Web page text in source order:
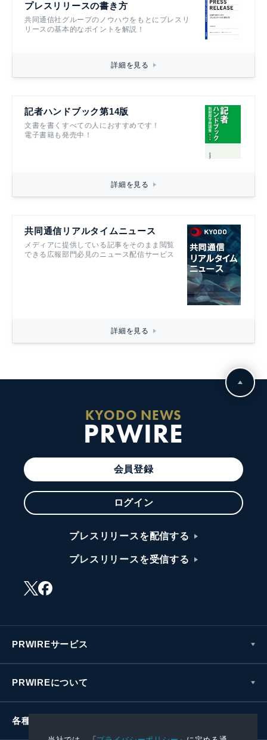
プレスリリースの書き方
共同通信社グループのノウハウをもとにプレスリ
リースの基本的なポイントを解説！
詳細を見る
記者ハンドブック第14版
文書を書くすべての人におすすめです！
電子書籍も発売中！
詳細を見る
共同通信リアルタイムニュース
メディアに提供している記事をそのまま閲覧
できる広報部門必見のニュース配信サービス
詳細を見る
KYODO NEWS
PRWIRE
会員登録
ログイン
プレスリリースを配信する
プレスリリースを受信する
PRWIREサービス
PRWIREについて
各種お問い合わせ